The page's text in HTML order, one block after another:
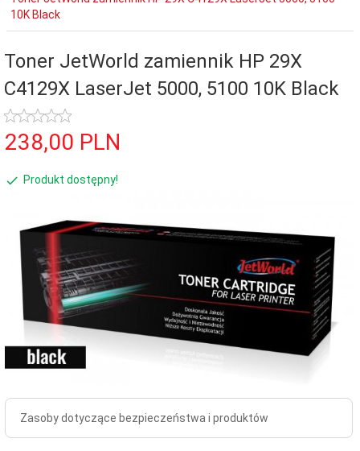
10K Black
Toner JetWorld zamiennik HP 29X
C4129X LaserJet 5000, 5100 10K Black
238,00 PLN
Produkt dostępny!
Zasoby dotyczące bezpieczeństwa i produktów